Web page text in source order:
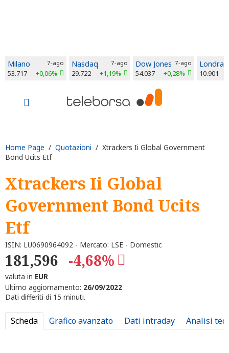
Milano 7-ago
53.717 +0,06%
Nasdaq 7-ago
29.722 +1,19%
Dow Jones 7-ago
54.037 +0,28%
Londra
10.901
Home Page / Quotazioni / Xtrackers Ii Global Government
Bond Ucits Etf
Xtrackers Ii Global
Government Bond Ucits
Etf
ISIN: LU0690964092 - Mercato: LSE - Domestic
181,596 -4,68%
valuta in EUR
Ultimo aggiornamento: 26/09/2022
Dati differiti di 15 minuti.
Scheda Grafico avanzato Dati intraday Analisi